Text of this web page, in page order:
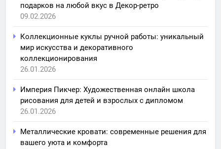
подарков на любой вкус в Декор-ретро
09.02.2026
Коллекционные куклы ручной работы: уникальный
мир искусства и декоративного
коллекционирования
26.01.2026
Империя Пикчер: Художественная онлайн школа
рисования для детей и взрослых с дипломом
26.01.2026
Металлические кровати: современные решения для
вашего уюта и комфорта